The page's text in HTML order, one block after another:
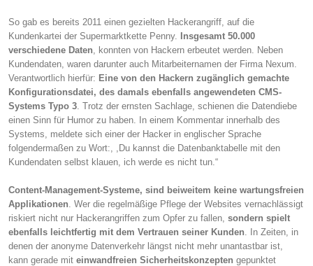
So gab es bereits 2011 einen gezielten Hackerangriff, auf die
Kundenkartei der Supermarktkette Penny.
Insgesamt 50.000
verschiedene Daten, konnten von Hackern erbeutet werden. Neben
Kundendaten, waren darunter auch Mitarbeiternamen der Firma Nexum.
Verantwortlich hierfür: Eine von den Hackern zugänglich gemachte
Konfigurationsdatei, des damals ebenfalls angewendeten CMS-
Systems Typo 3. Trotz der ernsten Sachlage, schienen die Datendiebe
einen Sinn für Humor zu haben. In einem Kommentar innerhalb des
Systems, meldete sich einer der Hacker in englischer Sprache
folgendermaßen zu Wort:, ,Du kannst die Datenbanktabelle mit den
Kundendaten selbst klauen, ich werde es nicht tun.“
Content-Management-Systeme, sind beiweitem keine wartungsfreien
Applikationen. Wer die regelmäßige Pflege der Websites vernachlässigt
riskiert nicht nur Hackerangriffen zum Opfer zu fallen, sondern spielt
ebenfalls leichtfertig mit dem Vertrauen seiner Kunden. In Zeiten, in
denen der anonyme Datenverkehr längst nicht mehr unantastbar ist,
kann gerade mit einwandfreien Sicherheitskonzepten gepunktet